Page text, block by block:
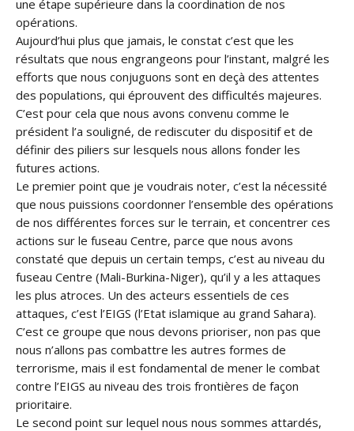
une étape supérieure dans la coordination de nos
opérations.
Aujourd’hui plus que jamais, le constat c’est que les
résultats que nous engrangeons pour l’instant, malgré les
efforts que nous conjuguons sont en deçà des attentes
des populations, qui éprouvent des difficultés majeures.
C’est pour cela que nous avons convenu comme le
président l’a souligné, de rediscuter du dispositif et de
définir des piliers sur lesquels nous allons fonder les
futures actions.
Le premier point que je voudrais noter, c’est la nécessité
que nous puissions coordonner l’ensemble des opérations
de nos différentes forces sur le terrain, et concentrer ces
actions sur le fuseau Centre, parce que nous avons
constaté que depuis un certain temps, c’est au niveau du
fuseau Centre (Mali-Burkina-Niger), qu’il y a les attaques
les plus atroces. Un des acteurs essentiels de ces
attaques, c’est l’EIGS (l’Etat islamique au grand Sahara).
C’est ce groupe que nous devons prioriser, non pas que
nous n’allons pas combattre les autres formes de
terrorisme, mais il est fondamental de mener le combat
contre l’EIGS au niveau des trois frontières de façon
prioritaire.
Le second point sur lequel nous nous sommes attardés,